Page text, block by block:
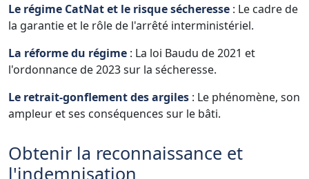
Le régime CatNat et le risque sécheresse : Le cadre de
la garantie et le rôle de l'arrêté interministériel.
La réforme du régime : La loi Baudu de 2021 et
l'ordonnance de 2023 sur la sécheresse.
Le retrait-gonflement des argiles : Le phénomène, son
ampleur et ses conséquences sur le bâti.
Obtenir la reconnaissance et
l'indemnisation